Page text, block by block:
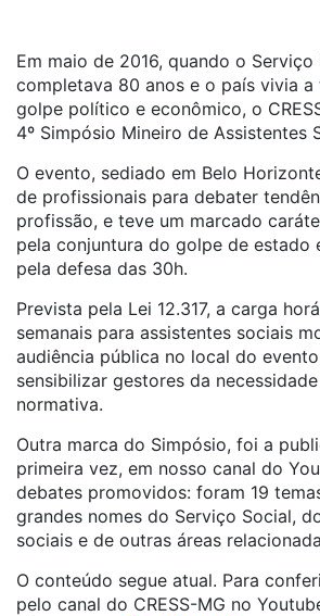
Em maio de 2016, quando o
completava 80 anos e o país vivia a
golpe político e econômico, o
4º Simpósio Mineiro de Assistentes
O evento, sediado em Belo
de profissionais para debater
profissão, e teve um marcado
pela conjuntura do golpe de estado
pela defesa das 30h.
Prevista pela Lei 12.317, a carga
semanais para assistentes sociais
audiência pública no local do
sensibilizar gestores da
normativa.
Outra marca do Simpósio, foi a
primeira vez, em nosso canal do
debates promovidos: foram 19
grandes nomes do Serviço Social,
sociais e de outras áreas
O conteúdo segue atual. Para
pelo canal do CRESS-MG no